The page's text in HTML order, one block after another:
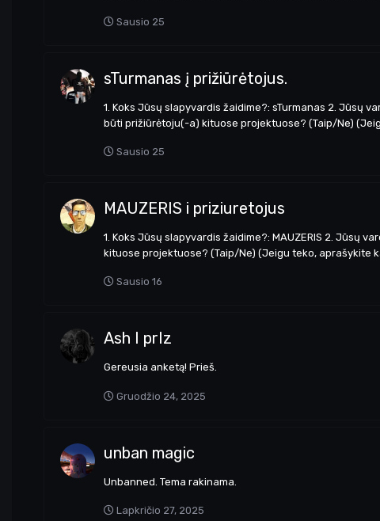
Sausio 25
sTurmanas į prižiūrėtojus.
1. Koks Jūsų slapyvardis žaidime?: sTurmanas 2. Jūsų
būti prižiūrėtoju(-a) kituose projektuose? (Taip/Ne)
Sausio 25
MAUZERIS i priziuretojus
1. Koks Jūsų slapyvardis žaidime?: MAUZERIS 2. Jūsų
kituose projektuose? (Taip/Ne) (Jeigu teko, aprašykite
Sausio 16
Ash I prIz
Gereusia anketą! Prieš.
Gruodžio 24, 2025
unban magic
Unbanned. Tema rakinama.
Lapkričio 27, 2025